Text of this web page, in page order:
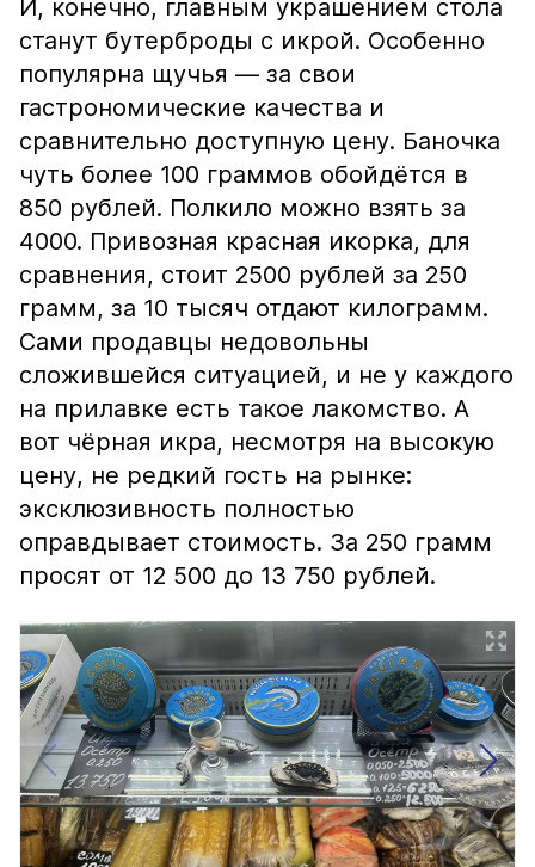
И, конечно, главным украшением стола
станут бутерброды с икрой. Особенно
популярна щучья — за свои
гастрономические качества и
сравнительно доступную цену. Баночка
чуть более 100 граммов обойдётся в
850 рублей. Полкило можно взять за
4000. Привозная красная икорка, для
сравнения, стоит 2500 рублей за 250
грамм, за 10 тысяч отдают килограмм.
Сами продавцы недовольны
сложившейся ситуацией, и не у каждого
на прилавке есть такое лакомство. А
вот чёрная икра, несмотря на высокую
цену, не редкий гость на рынке:
эксклюзивность полностью
оправдывает стоимость. За 250 грамм
просят от 12 500 до 13 750 рублей.